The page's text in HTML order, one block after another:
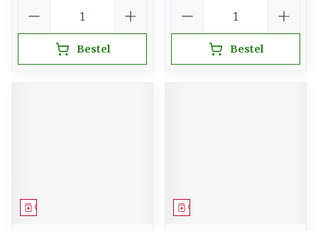
Bestel Bestel
Geneesmiddel Geneesmiddel